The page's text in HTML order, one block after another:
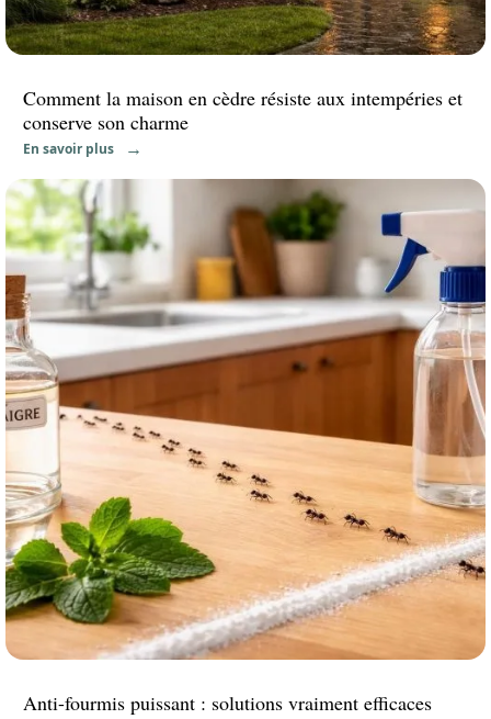
Comment la maison en cèdre résiste aux intempéries et
conserve son charme
En savoir plus
Anti-fourmis puissant : solutions vraiment efficaces